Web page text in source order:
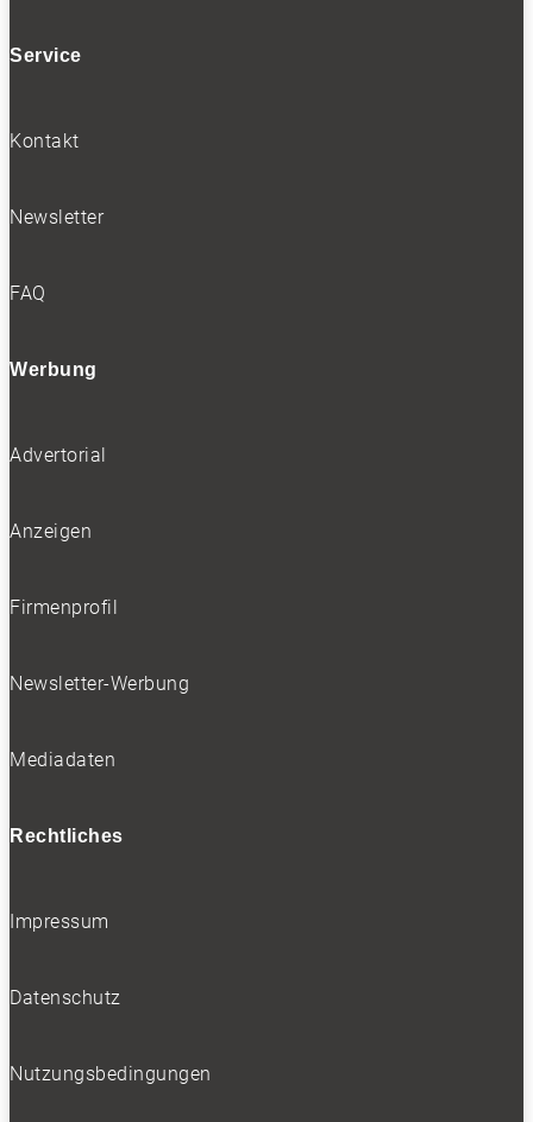
Service
Kontakt
Newsletter
FAQ
Werbung
Advertorial
Anzeigen
Firmenprofil
Newsletter-Werbung
Mediadaten
Rechtliches
Impressum
Datenschutz
Nutzungsbedingungen